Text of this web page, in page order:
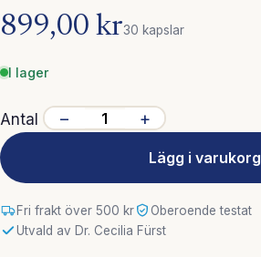
899,00 kr30 kapslar
I lager
Antal − +
Lägg i varukorg
Fri frakt över 500 kr
Oberoende testat
Utvald av Dr. Cecilia Fürst